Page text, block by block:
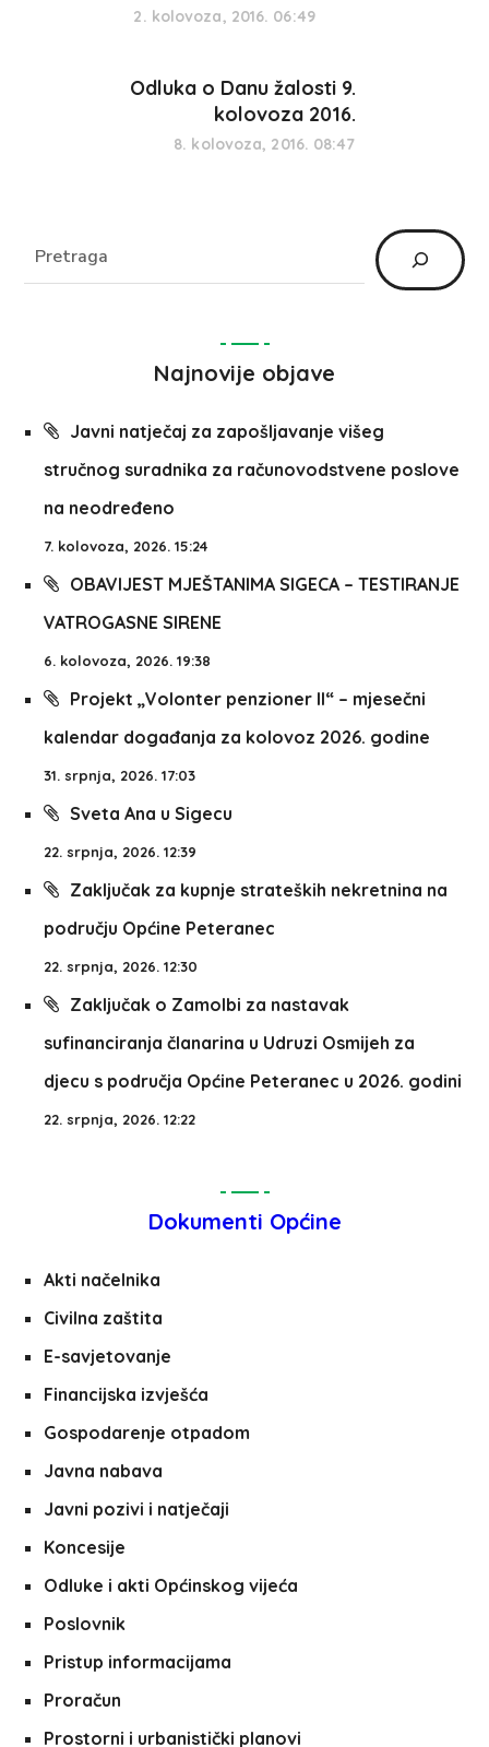
2. kolovoza, 2016. 06:49
Odluka o Danu žalosti 9.
kolovoza 2016.
8. kolovoza, 2016. 08:47
Najnovije objave
Javni natječaj za zapošljavanje višeg
stručnog suradnika za računovodstvene poslove
na neodređeno
7. kolovoza, 2026. 15:24
OBAVIJEST MJEŠTANIMA SIGECA – TESTIRANJE
VATROGASNE SIRENE
6. kolovoza, 2026. 19:38
Projekt „Volonter penzioner II“ – mjesečni
kalendar događanja za kolovoz 2026. godine
31. srpnja, 2026. 17:03
Sveta Ana u Sigecu
22. srpnja, 2026. 12:39
Zaključak za kupnje strateških nekretnina na
području Općine Peteranec
22. srpnja, 2026. 12:30
Zaključak o Zamolbi za nastavak
sufinanciranja članarina u Udruzi Osmijeh za
djecu s područja Općine Peteranec u 2026. godini
22. srpnja, 2026. 12:22
Dokumenti Općine
Akti načelnika
Civilna zaštita
E-savjetovanje
Financijska izvješća
Gospodarenje otpadom
Javna nabava
Javni pozivi i natječaji
Koncesije
Odluke i akti Općinskog vijeća
Poslovnik
Pristup informacijama
Proračun
Prostorni i urbanistički planovi